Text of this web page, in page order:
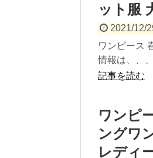
ット服
2021/12/
ワンピース
情報は、、
記事を読む
ワンピ
ングワ
レディ